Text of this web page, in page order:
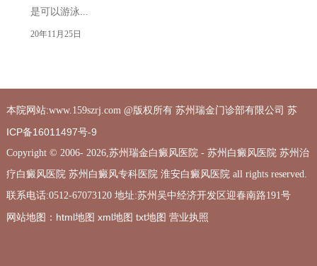
是可以游泳...
20年11月25日
本院网站:www.159szrj.com @版权所有 苏州瑞金门诊部有限公司 苏
ICP备16011497号-9
Copyright © 2006- 2026,苏州瑞金白癜风医院 - 苏州白癜风医院 苏州治
疗白癜风医院 苏州白癜风专科医院 淮安白癜风医院 all rights reserved.
联系电话:0512-67073120 地址:苏州吴中经济开发区迎春南路191号
网站地图： html地图 xml地图 txt地图 营业执照